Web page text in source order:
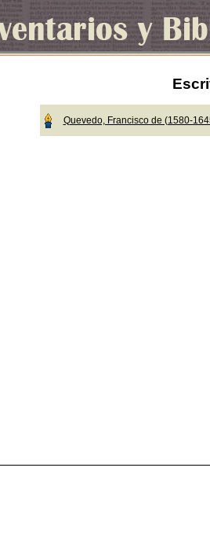
Quevedo, Francisco de (1580-